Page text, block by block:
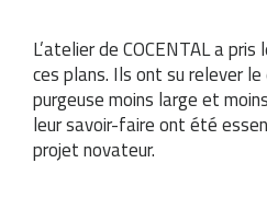
L’atelier de COCENTAL a
ces plans. Ils ont su relever
purgeuse moins large et
leur savoir-faire ont été
projet novateur.